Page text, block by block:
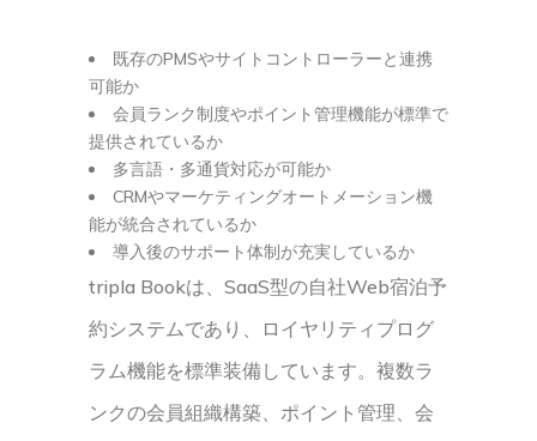
既存のPMSやサイトコントローラーと連携
可能か
会員ランク制度やポイント管理機能が標準で
提供されているか
多言語・多通貨対応が可能か
CRMやマーケティングオートメーション機
能が統合されているか
導入後のサポート体制が充実しているか
tripla Bookは、SaaS型の自社Web宿泊予
約システムであり、ロイヤリティプログ
ラム機能を標準装備しています。複数ラ
ンクの会員組織構築、ポイント管理、会